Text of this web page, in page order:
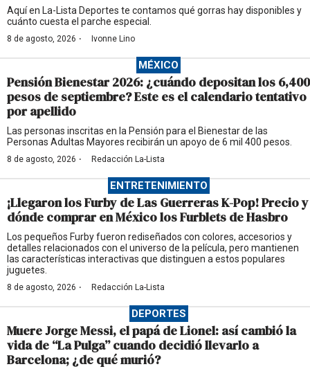
Aquí en La-Lista Deportes te contamos qué gorras hay disponibles y
cuánto cuesta el parche especial.
8 de agosto, 2026 · Ivonne Lino
MÉXICO
Pensión Bienestar 2026: ¿cuándo depositan los 6,400
pesos de septiembre? Este es el calendario tentativo
por apellido
Las personas inscritas en la Pensión para el Bienestar de las
Personas Adultas Mayores recibirán un apoyo de 6 mil 400 pesos.
8 de agosto, 2026 · Redacción La-Lista
ENTRETENIMIENTO
¡Llegaron los Furby de Las Guerreras K-Pop! Precio y
dónde comprar en México los Furblets de Hasbro
Los pequeños Furby fueron rediseñados con colores, accesorios y
detalles relacionados con el universo de la película, pero mantienen
las características interactivas que distinguen a estos populares
juguetes.
8 de agosto, 2026 · Redacción La-Lista
DEPORTES
Muere Jorge Messi, el papá de Lionel: así cambió la
vida de “La Pulga” cuando decidió llevarlo a
Barcelona; ¿de qué murió?